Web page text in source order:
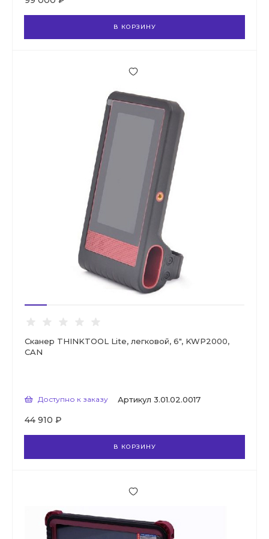
В КОРЗИНУ
Сканер THINKTOOL Lite, легковой, 6", KWP2000,
CAN
Доступно к заказу Артикул 3.01.02.0017
44 910 ₽
В КОРЗИНУ